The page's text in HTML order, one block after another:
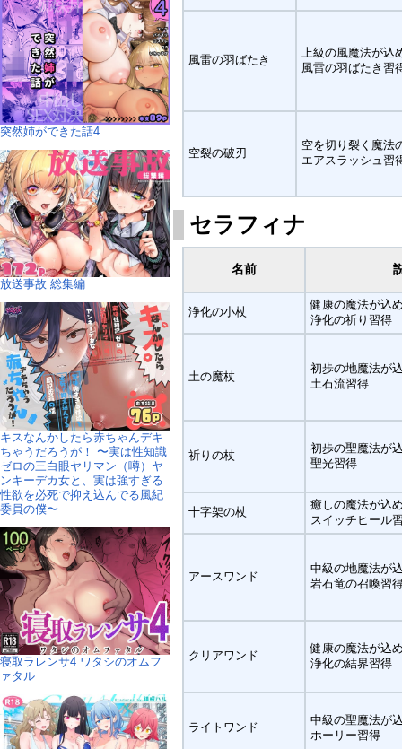
風雷の羽ばたき
上級の風魔法が込
風雷の羽ばたき習
空裂の破刃
空を切り裂く魔法
エアスラッシュ習
セラフィナ
名前
浄化の小杖
健康の魔法が込
浄化の祈り習得
土の魔杖
初歩の地魔法が
土石流習得
祈りの杖
初歩の聖魔法が
聖光習得
十字架の杖
癒しの魔法が込
スイッチヒール
アースワンド
中級の地魔法が
岩石竜の召喚習
クリアワンド
健康の魔法が込
浄化の結界習得
ライトワンド
中級の聖魔法が
ホーリー習得
突然姉ができた話4
放送事故 総集編
キスなんかしたら赤ちゃんデキ
ちゃうだろうが！ 〜実は性知識
ゼロの三白眼ヤリマン（噂）ヤ
ンキーデカ女と、実は強すぎる
性欲を必死で抑え込んでる風紀
委員の僕〜
寝取ラレンサ4 ワタシのオムフ
ァタル